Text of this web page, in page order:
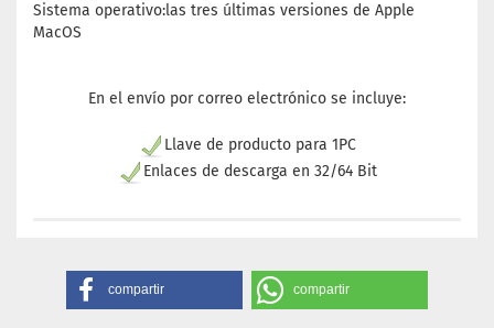
Sistema operativo:las tres últimas versiones de Apple
MacOS
En el envío por correo electrónico se incluye:
Llave de producto para 1PC
Enlaces de descarga en 32/64 Bit
compartir compartir